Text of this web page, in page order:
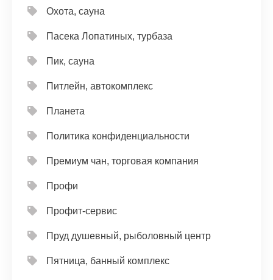
Охота, сауна
Пасека Лопатиных, турбаза
Пик, сауна
Питлейн, автокомплекс
Планета
Политика конфиденциальности
Премиум чан, торговая компания
Профи
Профит-сервис
Пруд душевный, рыболовный центр
Пятница, банный комплекс